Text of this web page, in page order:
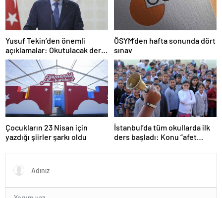
Yusuf Tekin’den önemli
açıklamalar: Okutulacak dersi
kalmamış öğretmene branş
değişikliği masada
ÖSYM’den hafta sonunda dört
sınav
Çocukların 23 Nisan için
yazdığı şiirler şarkı oldu
İstanbul’da tüm okullarda ilk
ders başladı: Konu “afet